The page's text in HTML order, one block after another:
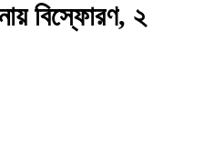
বিস্ফোরণ, ২